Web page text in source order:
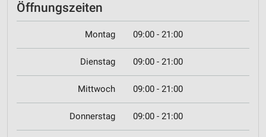
Öffnungszeiten
Montag 09:00 - 21:00
Dienstag 09:00 - 21:00
Mittwoch 09:00 - 21:00
Donnerstag 09:00 - 21:00